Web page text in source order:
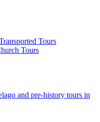
Tours
Tours
and pre-history tours in